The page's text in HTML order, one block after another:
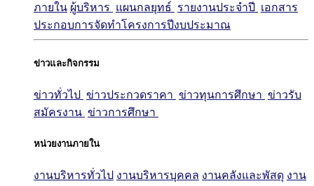
ภายใน ผู้บริหาร แผนกลยุทธ์ รายงานประจำปี
เอกสาร
ประกอบการจัดทำโครงการปีงบประมาณ
ข่าวและกิจกรรม
ข่าวทั่วไป ข่าวประกวดราคา ข่าวทุนการศึกษา ข่าวรับ
สมัครงาน ข่าวการศึกษา
หน่วยงานภายใน
งานบริหารทั่วไป งานบริหารบุคคล งานคลังและพัสดุ งาน